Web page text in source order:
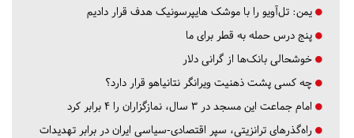
یمن: تل‌آویو را با موشک هایپرسونیک هدف قرار دادیم
پنج درس‌ حمله به قطر برای ما
خوشحالی بانک‌ها از گرانی دلار
چه کسی پشت ذهنیت ویرانگر نتانیاهو قرار دارد؟
امام جماعت این مسجد در ۳ سال، نمازگزاران را ۴ برابر کرد
راه‌گذرهای ترانزیتی، سپر اقتصادی-سیاسی ایران در برابر تهدیدات